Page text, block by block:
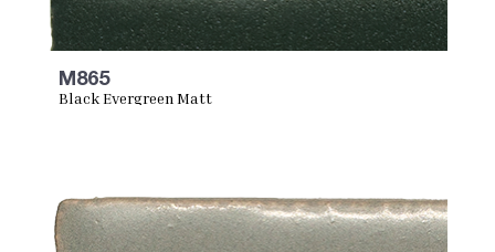
M865
Black Evergreen Matt